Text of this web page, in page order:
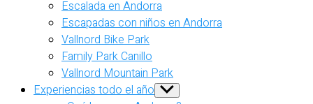
Escalada en Andorra
Escapadas con niños en Andorra
Vallnord Bike Park
Family Park Canillo
Vallnord Mountain Park
Experiencias todo el año Show
sub